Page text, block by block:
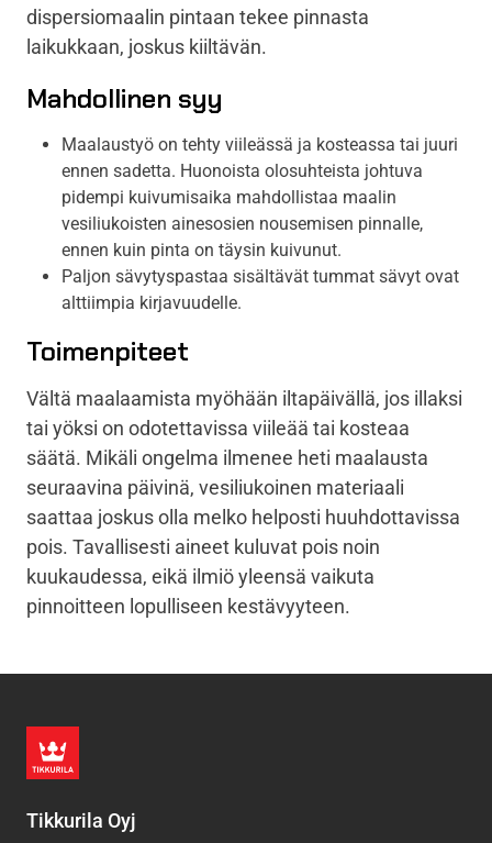
dispersiomaalin pintaan tekee pinnasta
laikukkaan, joskus kiiltävän.
Mahdollinen syy
Maalaustyö on tehty viileässä ja kosteassa tai juuri
ennen sadetta. Huonoista olosuhteista johtuva
pidempi kuivumisaika mahdollistaa maalin
vesiliukoisten ainesosien nousemisen pinnalle,
ennen kuin pinta on täysin kuivunut.
Paljon sävytyspastaa sisältävät tummat sävyt ovat
alttiimpia kirjavuudelle.
Toimenpiteet
Vältä maalaamista myöhään iltapäivällä, jos illaksi
tai yöksi on odotettavissa viileää tai kosteaa
säätä. Mikäli ongelma ilmenee heti maalausta
seuraavina päivinä, vesiliukoinen materiaali
saattaa joskus olla melko helposti huuhdottavissa
pois. Tavallisesti aineet kuluvat pois noin
kuukaudessa, eikä ilmiö yleensä vaikuta
pinnoitteen lopulliseen kestävyyteen.
Tikkurila Oyj